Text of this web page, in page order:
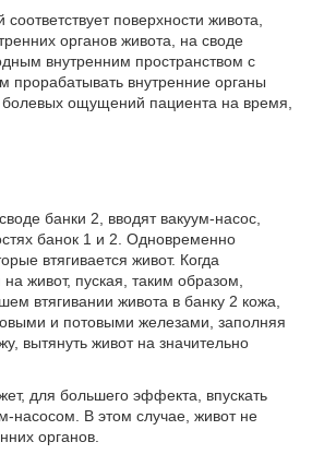
поверхности живота,
органов живота, на своде
внутренним пространством с
внутренние органы
болевых ощущений пациента на время,
банки 2, вводят вакуум-насос,
банок 1 и 2. Одновременно
втягивается живот. Когда
живот, пуская, таким образом,
втягивании живота в банку 2 кожа,
и потовыми железами, заполняя
вытянуть живот на значительно
для большего эффекта, впускать
насосом. В этом случае, живот не
органов.